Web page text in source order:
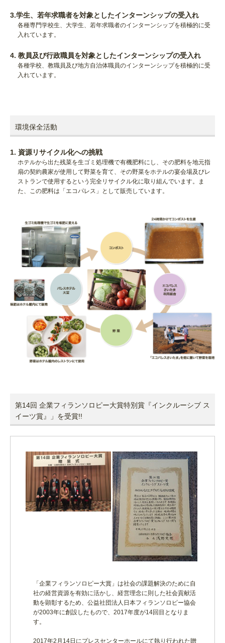
3.学生、若年求職者を対象としたインターンシップの受入れ
各種専門学校生、大学生、若年求職者のインターンシップを積極的に受
入れています。
4. 教員及び行政職員を対象としたインターンシップの受入れ
各種学校、教職員及び地方自治体職員のインターンシップを積極的に受
入れています。
環境保全活動
1. 資源リサイクル化への挑戦
ホテルから出た残菜を生ゴミ処理機で有機肥料にし、その肥料を地元指
扇の契約農家が使用して野菜を育て、その野菜をホテルの宴会場及びレ
ストランで使用するという完全リサイクル化に取り組んでいます。ま
た、この肥料は「エコパレス」として販売しています。
第14回 企業フィランソロピー大賞特別賞『インクルーシブ ス
イーツ賞』」を受賞!!
「企業フィランソロピー大賞」は社会の課題解決のために自
社の経営資源を有効に活かし、経営理念に則した社会貢献活
動を顕彰するため、公益社団法人日本フィランソロピー協会
が2003年に創設したもので、2017年度が14回目となりま
す。
2017年2月14日にプレスセンターホールにて執り行われた贈